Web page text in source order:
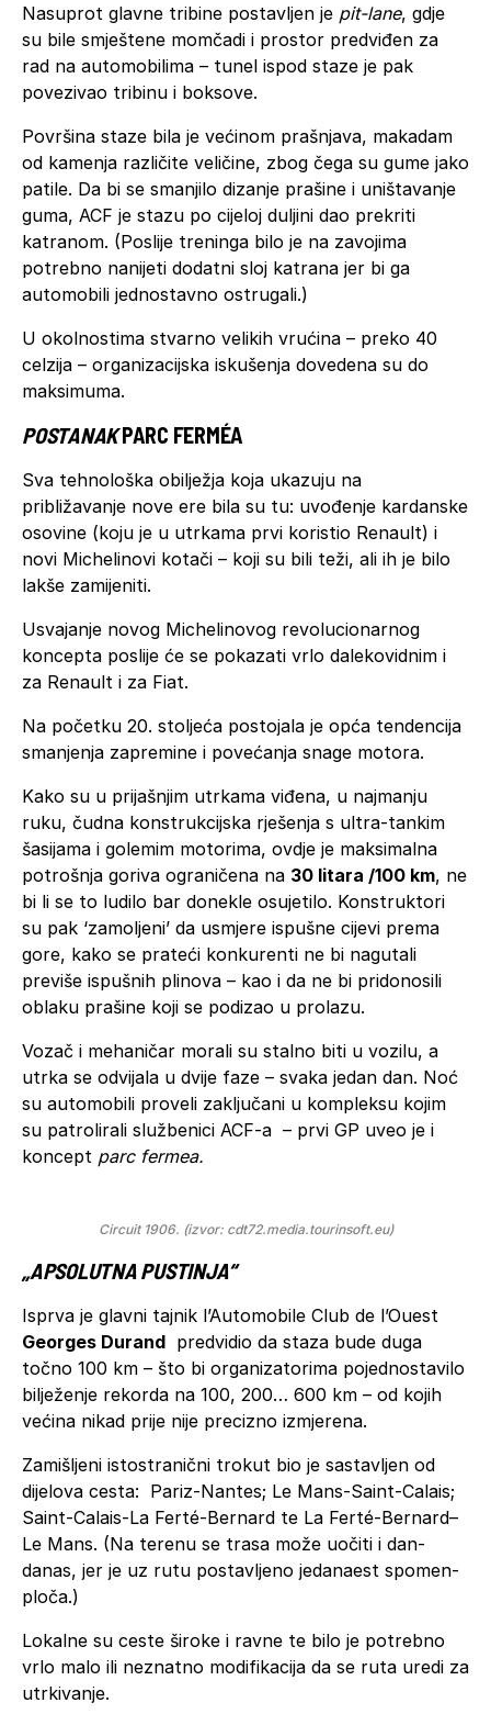
Nasuprot glavne tribine postavljen je pit-lane, gdje
su bile smještene momčadi i prostor predviđen za
rad na automobilima – tunel ispod staze je pak
povezivao tribinu i boksove.
Površina staze bila je većinom prašnjava, makadam
od kamenja različite veličine, zbog čega su gume jako
patile. Da bi se smanjilo dizanje prašine i uništavanje
guma, ACF je stazu po cijeloj duljini dao prekriti
katranom. (Poslije treninga bilo je na zavojima
potrebno nanijeti dodatni sloj katrana jer bi ga
automobili jednostavno ostrugali.)
U okolnostima stvarno velikih vrućina – preko 40
celzija – organizacijska iskušenja dovedena su do
maksimuma.
POSTANAKPARC FERMÉA
Sva tehnološka obilježja koja ukazuju na
približavanje nove ere bila su tu: uvođenje kardanske
osovine (koju je u utrkama prvi koristio Renault) i
novi Michelinovi kotači – koji su bili teži, ali ih je bilo
lakše zamijeniti.
Usvajanje novog Michelinovog revolucionarnog
koncepta poslije će se pokazati vrlo dalekovidnim i
za Renault i za Fiat.
Na početku 20. stoljeća postojala je opća tendencija
smanjenja zapremine i povećanja snage motora.
Kako su u prijašnjim utrkama viđena, u najmanju
ruku, čudna konstrukcijska rješenja s ultra-tankim
šasijama i golemim motorima, ovdje je maksimalna
potrošnja goriva ograničena na 30 litara /100 km, ne
bi li se to ludilo bar donekle osujetilo. Konstruktori
su pak ‘zamoljeni’ da usmjere ispušne cijevi prema
gore, kako se prateći konkurenti ne bi nagutali
previše ispušnih plinova – kao i da ne bi pridonosili
oblaku prašine koji se podizao u prolazu.
Vozač i mehaničar morali su stalno biti u vozilu, a
utrka se odvijala u dvije faze – svaka jedan dan. Noć
su automobili proveli zaključani u kompleksu kojim
su patrolirali službenici ACF-a – prvi GP uveo je i
koncept parc fermea.
Circuit 1906. (izvor: cdt72.media.tourinsoft.eu)
„APSOLUTNA PUSTINJA“
Isprva je glavni tajnik l’Automobile Club de l’Ouest
Georges Durand predvidio da staza bude duga
točno 100 km – što bi organizatorima pojednostavilo
bilježenje rekorda na 100, 200… 600 km – od kojih
većina nikad prije nije precizno izmjerena.
Zamišljeni istostranični trokut bio je sastavljen od
dijelova cesta: Pariz-Nantes; Le Mans-Saint-Calais;
Saint-Calais-La Ferté-Bernard te La Ferté-Bernard–
Le Mans. (Na terenu se trasa može uočiti i dan-
danas, jer je uz rutu postavljeno jedanaest spomen-
ploča.)
Lokalne su ceste široke i ravne te bilo je potrebno
vrlo malo ili neznatno modifikacija da se ruta uredi za
utrkivanje.